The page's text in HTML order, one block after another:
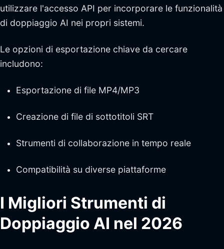
utilizzare l'accesso API per incorporare le funzionalità
di doppiaggio AI nei propri sistemi.
Le opzioni di esportazione chiave da cercare
includono:
Esportazione di file MP4/MP3
Creazione di file di sottotitoli SRT
Strumenti di collaborazione in tempo reale
Compatibilità su diverse piattaforme
I Migliori Strumenti di
Doppiaggio AI nel 2026